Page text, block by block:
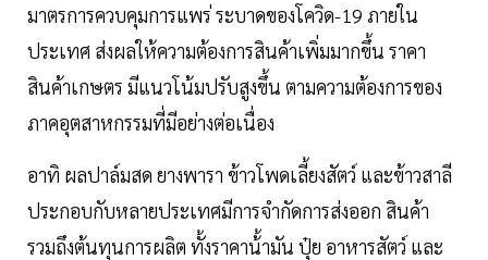
มาตรการควบคุมการแพร่ ระบาดของโควิด-19 ภายใน
ประเทศ ส่งผลให้ความต้องการสินค้าเพิ่มมากขึ้น ราคา
สินค้าเกษตร มีแนวโน้มปรับสูงขึ้น ตามความต้องการของ
ภาคอุตสาหกรรมที่มีอย่างต่อเนื่อง
อาทิ ผลปาล์มสด ยางพารา ข้าวโพดเลี้ยงสัตว์ และข้าวสาลี
ประกอบกับหลายประเทศมีการจำกัดการส่งออก สินค้า
รวมถึงต้นทุนการผลิต ทั้งราคาน้้ามัน ปุ๋ย อาหารสัตว์ และ